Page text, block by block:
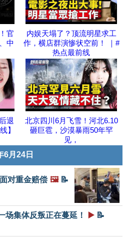
官
中
内娱天塌了？顶流明星求工
作，横店群演惨状空前！ ｜#
热点最前线
退
】
北京四川6月飞雪！河北6.10
砸巨雹，沙漠暴雨50年罕
见，
6月24日
对重金赔偿 🖼️📝
场集体反叛正在蔓延！ ▶️ 📝